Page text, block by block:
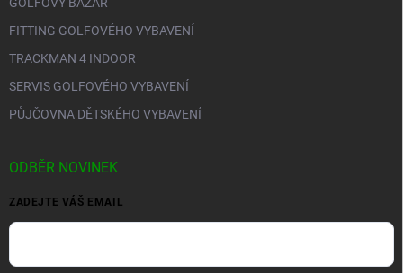
FITTING GOLFOVÉHO VYBAVENÍ
TRACKMAN 4 INDOOR
SERVIS GOLFOVÉHO VYBAVENÍ
PŮJČOVNA DĚTSKÉHO VYBAVENÍ
ODBĚR NOVINEK
ZADEJTE VÁŠ EMAIL